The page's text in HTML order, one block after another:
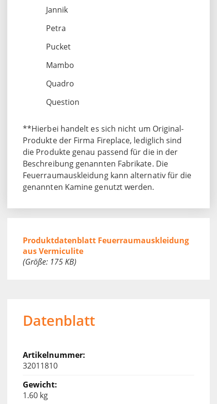
Jannik
Petra
Pucket
Mambo
Quadro
Question
**Hierbei handelt es sich nicht um Original-
Produkte der Firma Fireplace, lediglich sind
die Produkte genau passend für die in der
Beschreibung genannten Fabrikate. Die
Feuerraumauskleidung kann alternativ für die
genannten Kamine genutzt werden.
Produktdatenblatt Feuerraumauskleidung
aus Vermiculite
(Größe: 175 KB)
Datenblatt
32011810
1.60 kg